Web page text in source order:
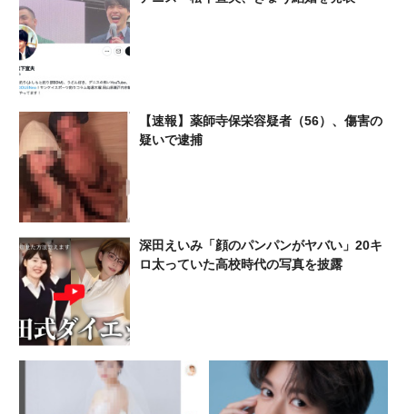
【速報】薬師寺保栄容疑者（56）、傷害の
疑いで逮捕
深田えいみ「顔のパンパンがヤバい」20キ
ロ太っていた高校時代の写真を披露